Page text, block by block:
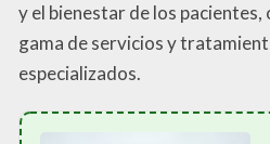
y el bienestar de los
gama de servicios y
especializados.